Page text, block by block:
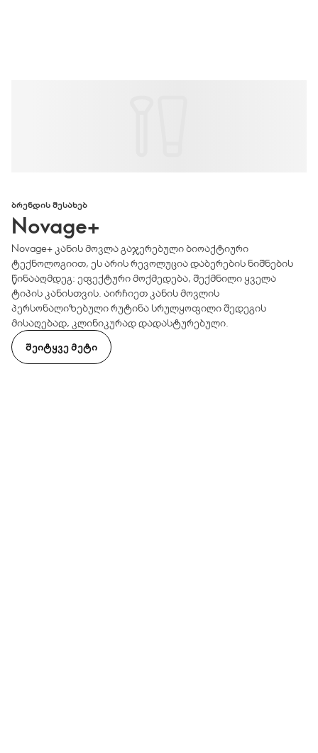
ᲑᲠᲔᲜᲓᲘᲡ ᲨᲔᲡᲐᲮᲔᲑ
Novage+
Novage+ კანის მოვლა გაჯერებული ბიოაქტიური
ტექნოლოგიით, ეს არის რევოლუცია დაბერების ნიშნების
წინააღმდეგ: ეფექტური მოქმედება, შექმნილი ყველა
ტიპის კანისთვის. აირჩიეთ კანის მოვლის
პერსონალიზებული რუტინა სრულყოფილი შედეგის
მისაღებად, კლინიკურად დადასტურებული.
ᲨᲔᲘᲢᲧᲕᲔ ᲛᲔᲢᲘ